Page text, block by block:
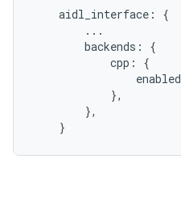
aidl_interface :
{
...
backends :
{
cpp :
{
enabled
},
},
}